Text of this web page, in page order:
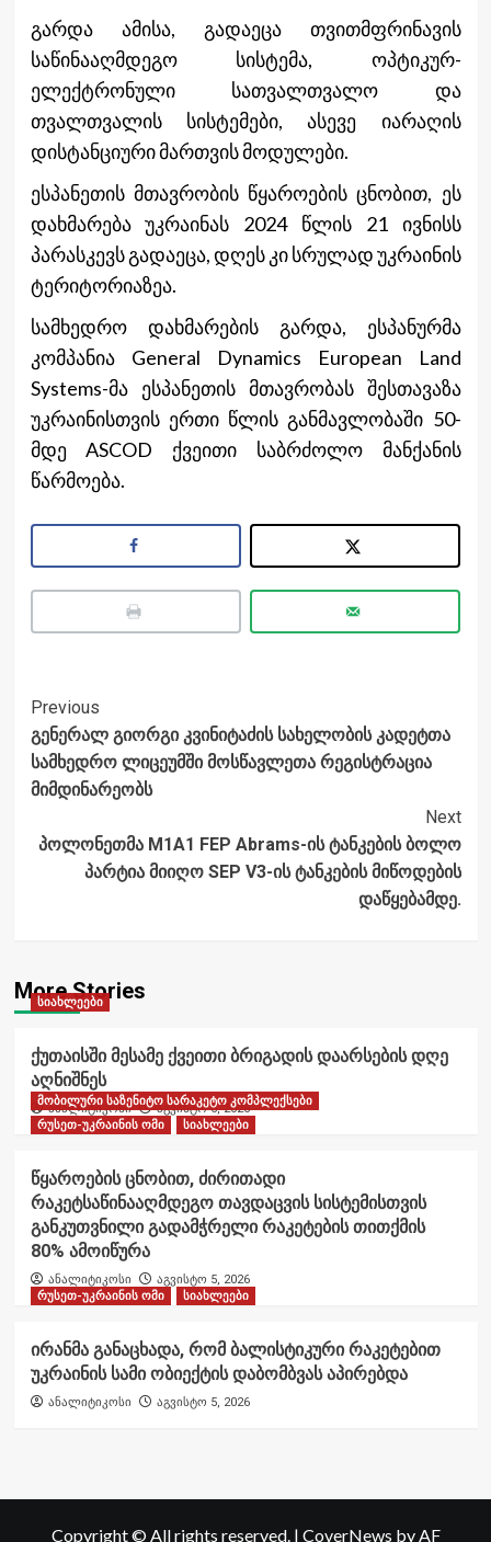
გარდა ამისა, გადაეცა თვითმფრინავის
საწინააღმდეგო სისტემა, ოპტიკურ-
ელექტრონული სათვალთვალო და
თვალთვალის სისტემები, ასევე იარაღის
დისტანციური მართვის მოდულები.
ესპანეთის მთავრობის წყაროების ცნობით, ეს
დახმარება უკრაინას 2024 წლის 21 ივნისს
პარასკევს გადაეცა, დღეს კი სრულად უკრაინის
ტერიტორიაზეა.
სამხედრო დახმარების გარდა, ესპანურმა
კომპანია General Dynamics European Land
Systems-მა ესპანეთის მთავრობას შესთავაზა
უკრაინისთვის ერთი წლის განმავლობაში 50-
მდე ASCOD ქვეითი საბრძოლო მანქანის
წარმოება.
Post
Navigation
Previous
გენერალ გიორგი კვინიტაძის სახელობის კადეტთა
სამხედრო ლიცეუმში მოსწავლეთა რეგისტრაცია
მიმდინარეობს
Next
პოლონეთმა M1A1 FEP Abrams-ის ტანკების ბოლო
პარტია მიიღო SEP V3-ის ტანკების მიწოდების
დაწყებამდე.
More Stories
სიახლეები
ქუთაისში მესამე ქვეითი ბრიგადის დაარსების დღე
აღნიშნეს
ანალიტიკოსი აგვისტო 6, 2026
მობილური საზენიტო სარაკეტო კომპლექსები
რუსეთ-უკრაინის ომი
სიახლეები
წყაროების ცნობით, ძირითადი
რაკეტსაწინააღმდეგო თავდაცვის სისტემისთვის
განკუთვნილი გადამჭრელი რაკეტების თითქმის
80% ამოიწურა
ანალიტიკოსი
აგვისტო 5, 2026
რუსეთ-უკრაინის ომი
სიახლეები
ირანმა განაცხადა, რომ ბალისტიკური რაკეტებით
უკრაინის სამი ობიექტის დაბომბვას აპირებდა
ანალიტიკოსი აგვისტო 5, 2026
Copyright © All rights reserved. | CoverNews by AF